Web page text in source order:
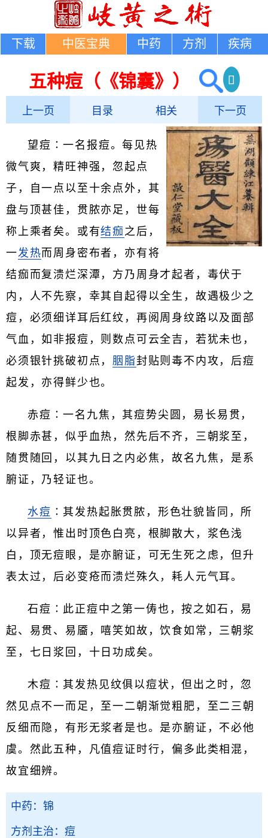
下载 中医宝典 中药 方剂 疾病
五种痘（《锦囊》）
上一页 目录 相关 下一页
望痘∶一名报痘。每见热
微气爽，精旺神强，忽起点
子，自一点以至十余点外，其
盘与顶甚佳，贯脓亦足，世每
称上乘者矣。或有结痂 之后，
一发热而周身密布者，亦有将
结痂而复溃烂深潭，方乃周身才起者，毒伏于
内，人不先察，幸其自起得以全生，故遇极少之
痘，必须细详耳后红纹，再阅周身纹路以及面部
气血，如非报痘，则数点可云全吉，若犹未也，
必须银针挑破初点，胭脂封贴则毒不内攻，后痘
起发，亦得鲜少也。
赤痘∶一名九焦，其痘势尖圆，易长易贯，
根脚赤甚，似乎血热，然先后不齐，三朝浆至，
随贯随回，以其九日之内必焦，故名九焦，是系
腑证，乃轻证也。
水痘 ∶其发热起胀贯脓，形色壮貌皆同，所
以异者，惟出时顶色白亮，根脚散大，浆色浅
白，顶无痘眼，是亦腑证，可无生死之虑，但升
表太过，后必变疮而溃烂殊久，耗人元气耳。
石痘∶此正痘中之第一俦也，按之如石，易
起、易贯、易靥，嘻笑如故，饮食如常，三朝浆
至，七日浆回，十日功成矣。
木痘∶其发热见纹俱以痘状，但出之时，忽
然见点不一而足，至一二朝渐觉粗肥，至二三朝
反细而隐，有形无浆者是也。是亦腑证，不必他
虞。然此五种，凡值痘证时行，偏多此类相混，
故宜细辨。
中药：锦
方剂主治：痘